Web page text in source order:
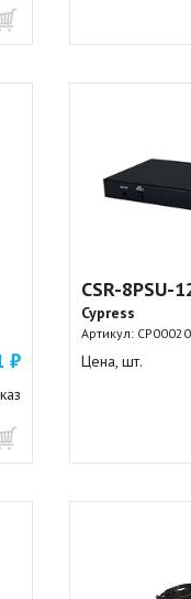
₽
CSR-8PSU-
Cypress
Артикул:
Цена, шт.